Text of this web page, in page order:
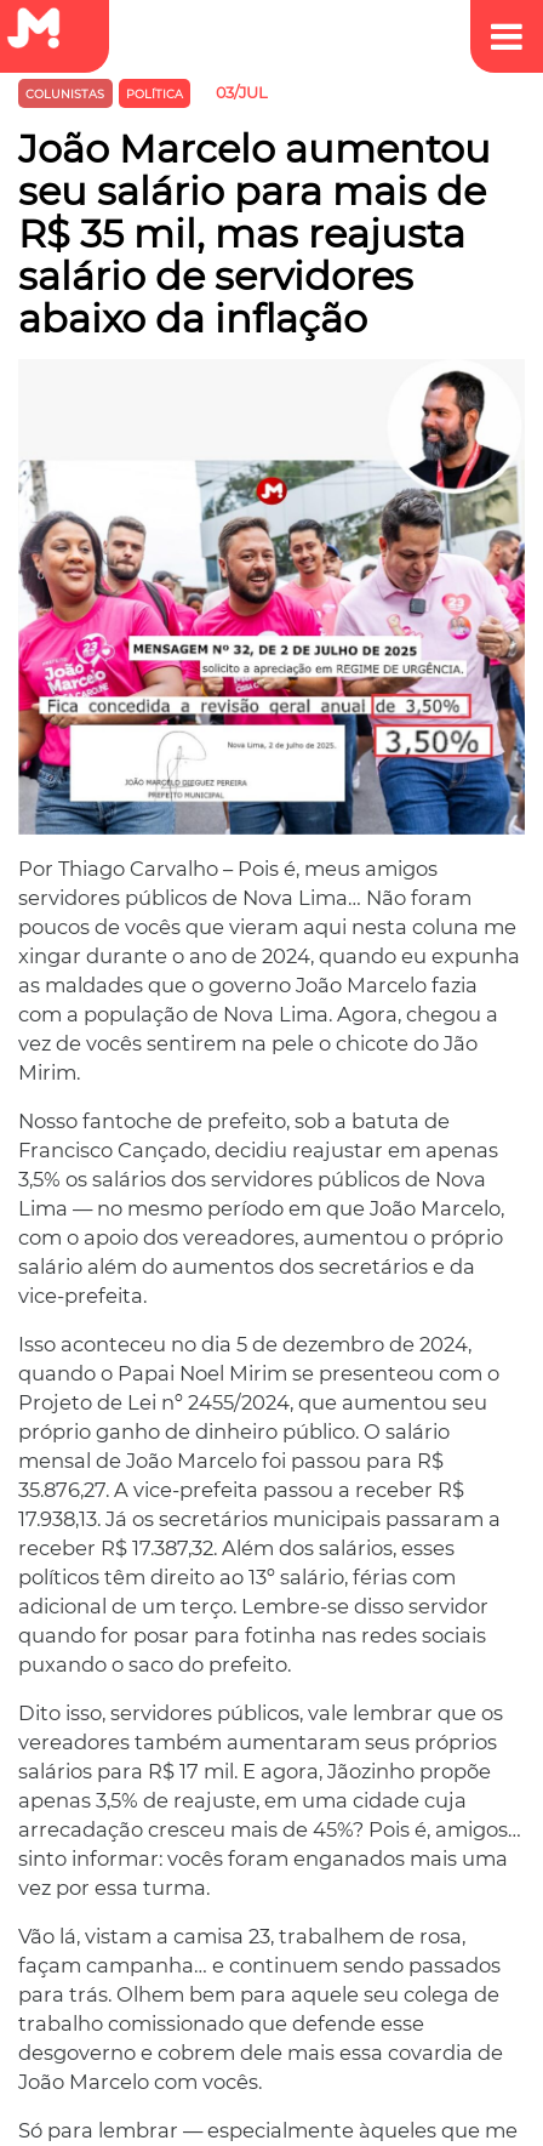
COLUNISTAS POLÍTICA 03/JUL
João Marcelo aumentou
seu salário para mais de
R$ 35 mil, mas reajusta
salário de servidores
abaixo da inflação
Por Thiago Carvalho – Pois é, meus amigos
servidores públicos de Nova Lima… Não foram
poucos de vocês que vieram aqui nesta coluna me
xingar durante o ano de 2024, quando eu expunha
as maldades que o governo João Marcelo fazia
com a população de Nova Lima. Agora, chegou a
vez de vocês sentirem na pele o chicote do Jão
Mirim.
Nosso fantoche de prefeito, sob a batuta de
Francisco Cançado, decidiu reajustar em apenas
3,5% os salários dos servidores públicos de Nova
Lima — no mesmo período em que João Marcelo,
com o apoio dos vereadores, aumentou o próprio
salário além do aumentos dos secretários e da
vice-prefeita.
Isso aconteceu no dia 5 de dezembro de 2024,
quando o Papai Noel Mirim se presenteou com o
Projeto de Lei nº 2455/2024, que aumentou seu
próprio ganho de dinheiro público. O salário
mensal de João Marcelo foi passou para R$
35.876,27. A vice-prefeita passou a receber R$
17.938,13. Já os secretários municipais passaram a
receber R$ 17.387,32. Além dos salários, esses
políticos têm direito ao 13º salário, férias com
adicional de um terço. Lembre-se disso servidor
quando for posar para fotinha nas redes sociais
puxando o saco do prefeito.
Dito isso, servidores públicos, vale lembrar que os
vereadores também aumentaram seus próprios
salários para R$ 17 mil. E agora, Jãozinho propõe
apenas 3,5% de reajuste, em uma cidade cuja
arrecadação cresceu mais de 45%? Pois é, amigos…
sinto informar: vocês foram enganados mais uma
vez por essa turma.
Vão lá, vistam a camisa 23, trabalhem de rosa,
façam campanha… e continuem sendo passados
para trás. Olhem bem para aquele seu colega de
trabalho comissionado que defende esse
desgoverno e cobrem dele mais essa covardia de
João Marcelo com vocês.
Só para lembrar — especialmente àqueles que me